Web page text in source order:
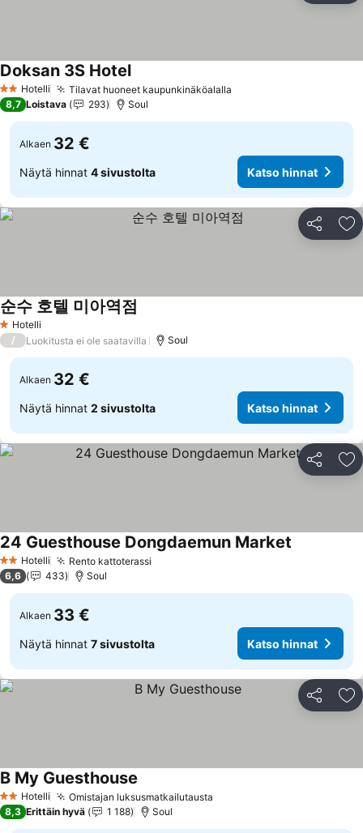
2 Tähtiluokitus
Hotelli Tilavat huoneet kaupunkinäköalalla
Doksan 3S Hotel
8,7 Loistava 293 Soul
Alkaen 32 €
Näytä hinnat 4 sivustolta Katso hinnat
Jaa
1 Tähtiluokitus
Hotelli
순수 호텔 미아역점
/ Luokitusta ei ole saatavilla Soul
Alkaen 32 €
Näytä hinnat 2 sivustolta Katso hinnat
Jaa
2 Tähtiluokitus
Hotelli Rento kattoterassi
24 Guesthouse Dongdaemun Market
6,6 433 Soul
Alkaen 33 €
Näytä hinnat 7 sivustolta Katso hinnat
Jaa
2 Tähtiluokitus
Hotelli Omistajan luksusmatkailutausta
B My Guesthouse
8,3 Erittäin hyvä 1 188 Soul